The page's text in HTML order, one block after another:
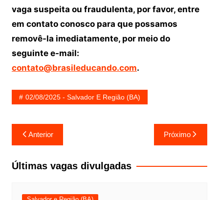
vaga suspeita ou fraudulenta, por favor, entre
em contato conosco para que possamos
removê-la imediatamente, por meio do
seguinte e-mail:
contato@brasileducando.com.
02/08/2025 - Salvador E Região (BA)
Navegação
de
Post
Anterior Próximo
Últimas vagas divulgadas